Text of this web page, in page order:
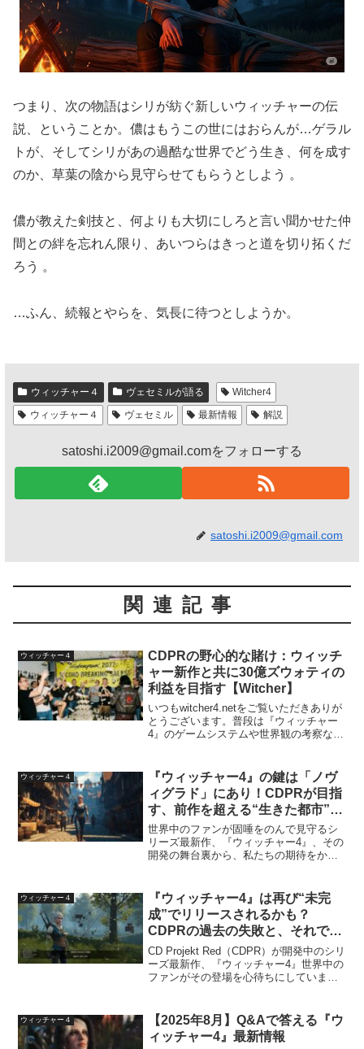
つまり、次の物語はシリが紡ぐ新しいウィッチャーの伝
説、ということか。儂はもうこの世にはおらんが…ゲラル
トが、そしてシリがあの過酷な世界でどう生き、何を成す
のか、草葉の陰から見守らせてもらうとしよう 。
儂が教えた剣技と、何よりも大切にしろと言い聞かせた仲
間との絆を忘れん限り、あいつらはきっと道を切り拓くだ
ろう 。
…ふん、続報とやらを、気長に待つとしようか。
ウィッチャー４ ヴェセミルが語る
Witcher4
ウィッチャー４
ヴェセミル 最新情報 解説
satoshi.i2009@gmail.comをフォローする
satoshi.i2009@gmail.com
関連記事
ウィッチャー４
CDPRの野心的な賭け：ウィッチ
ャー新作と共に30億ズウォティの
利益を目指す【Witcher】
いつもwitcher4.netをご覧いただきありが
とうございます。普段は『ウィッチャー
4』のゲームシステムや世界観の考察など
Projekt Red（CDPR）の「経営戦略...
ウィッチャー４
『ウィッチャー4』の鍵は「ノヴ
ィグラド」にあり！CDPRが目指
す、前作を超える“生きた都市”と
は？
世界中のファンが固唾をのんで見守るシ
リーズ最新作、『ウィッチャー4』、その
開発の舞台裏から、私たちの期待をかつ
Projekt Red（CDPR）が、なんと前作
『ウィッ...
ウィッチャー４
『ウィッチャー4』は再び“未完
成”でリリースされるかも？
CDPRの過去の失敗と、それでも
私たちが期待を寄せる理由
CD Projekt Red（CDPR）が開発中のシリ
ーズ最新作、『ウィッチャー4』世界中の
ファンがその登場を心待ちにしています
う「リリース当初はバグだらけ」という
悪...
ウィッチャー４
【2025年8月】Q&Aで答える『ウ
ィッチャー4』最新情報